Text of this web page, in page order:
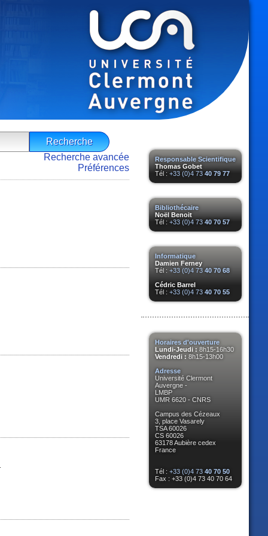
Responsable Scientifique
Thomas Gobet
Tél : +33 (0)4 73 40 79 77
Bibliothécaire
Noël Benoit
Tél : +33 (0)4 73 40 70 57
Informatique
Damien Ferney
Tél : +33 (0)4 73 40 70 68
Cédric Barrel
Tél : +33 (0)4 73 40 70 55
Horaires d'ouverture
Lundi-Jeudi : 8h15-16h30
Vendredi : 8h15-13h00
Adresse
Université Clermont
Auvergne -
LMBP
UMR 6620 - CNRS
Campus des Cézeaux
3, place Vasarely
TSA 60026
CS 60026
63178 Aubière cedex
France
Tél : +33 (0)4 73 40 70 50
Fax : +33 (0)4 73 40 70 64
Recherche avancée
Préférences